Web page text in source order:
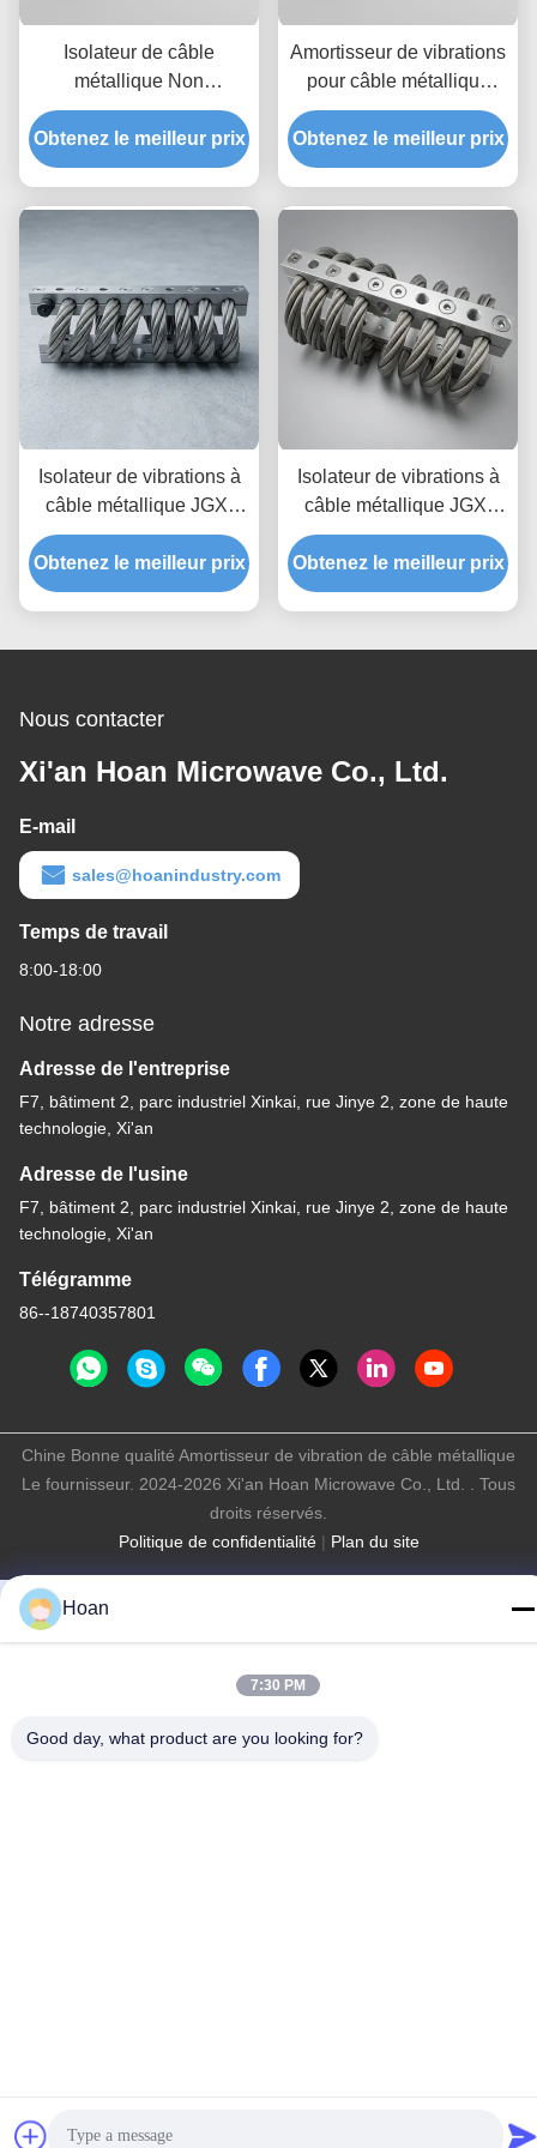
Isolateur de câble
métallique Non
magnétique cem-safe
JGX-2228D-665B,
support de Dissipation
Obtenez le meilleur prix
Amortisseur de vibrations
pour câble métallique
JGX-2228D-860B en
acier inoxydable, longue
durée de vie, amortisseur
Obtenez le meilleur prix
Isolateur de vibrations à
câble métallique JGX-
2228D-860B, prototypage
rapide, assemblage
rapide, support antichoc
Obtenez le meilleur prix
Isolateur de vibrations à
câble métallique JGX-
1598D-515B offrant une
capacité de charge
évolutive et une isolation
Obtenez le meilleur prix
Nous contacter
Xi'an Hoan Microwave Co., Ltd.
E-mail
sales@hoanindustry.com
Temps de travail
8:00-18:00
Notre adresse
Adresse de l'entreprise
F7, bâtiment 2, parc industriel Xinkai, rue Jinye 2, zone de haute
technologie, Xi'an
Adresse de l'usine
F7, bâtiment 2, parc industriel Xinkai, rue Jinye 2, zone de haute
technologie, Xi'an
Télégramme
86--18740357801
Politique de confidentialité| Plan du site
Chine Bonne qualité Amortisseur de vibration de câble métallique
Le fournisseur. 2024-2026 Xi'an Hoan Microwave Co., Ltd. . Tous
droits réservés.
Hoan
7:30 PM
Good day, what product are you looking for?